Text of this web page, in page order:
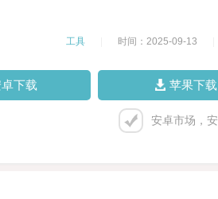
工具 时间：2025-09-13
下载 苹果下载
安卓市场，